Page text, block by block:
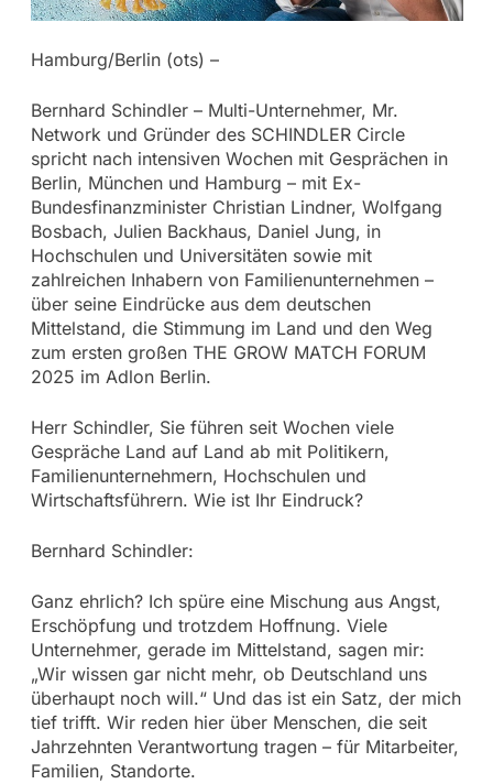
Hamburg/Berlin (ots) –
Bernhard Schindler – Multi-Unternehmer, Mr.
Network und Gründer des SCHINDLER Circle
spricht nach intensiven Wochen mit Gesprächen in
Berlin, München und Hamburg – mit Ex-
Bundesfinanzminister Christian Lindner, Wolfgang
Bosbach, Julien Backhaus, Daniel Jung, in
Hochschulen und Universitäten sowie mit
zahlreichen Inhabern von Familienunternehmen –
über seine Eindrücke aus dem deutschen
Mittelstand, die Stimmung im Land und den Weg
zum ersten großen THE GROW MATCH FORUM
2025 im Adlon Berlin.
Herr Schindler, Sie führen seit Wochen viele
Gespräche Land auf Land ab mit Politikern,
Familienunternehmern, Hochschulen und
Wirtschaftsführern. Wie ist Ihr Eindruck?
Bernhard Schindler:
Ganz ehrlich? Ich spüre eine Mischung aus Angst,
Erschöpfung und trotzdem Hoffnung. Viele
Unternehmer, gerade im Mittelstand, sagen mir:
„Wir wissen gar nicht mehr, ob Deutschland uns
überhaupt noch will.“ Und das ist ein Satz, der mich
tief trifft. Wir reden hier über Menschen, die seit
Jahrzehnten Verantwortung tragen – für Mitarbeiter,
Familien, Standorte.